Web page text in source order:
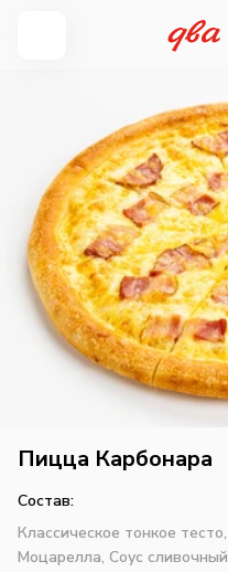
Пицца Карбонара
Состав:
Классическое тонкое тесто,
Моцарелла, Соус сливочный